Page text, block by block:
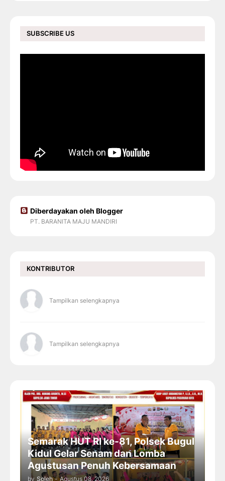
SUBSCRIBE US
Diberdayakan oleh Blogger
PT. BARANITA MAJU MANDIRI
KONTRIBUTOR
Tampilkan selengkapnya
Tampilkan selengkapnya
Semarak HUT RI ke-81, Polsek Bugul
Kidul Gelar Senam dan Lomba
Agustusan Penuh Kebersamaan
by Soleh - Agustus 08, 2026